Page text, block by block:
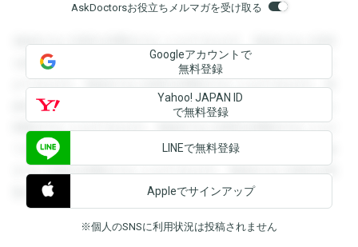
AskDoctorsお役立ちメルマガを受け取る
登録すると回答を閲覧することができます。登録すると回答
を閲覧することができます。登録すると回答を閲覧すること
ができます。登録すると回答を閲覧することができます。登
録すると回答を閲覧することができます。登録すると回答を
閲覧することができます。登録すると回答を閲覧することが
できます。登録すると回答を閲覧することができます。登録
すると回答を閲覧することができます。登録すると回答を閲
覧することができます。
Googleアカウントで
無料登録
Yahoo! JAPAN ID
で無料登録
LINEで無料登録
Appleでサインアップ
※個人のSNSに利用状況は投稿されません